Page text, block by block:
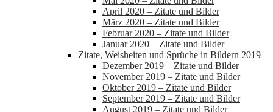
April 2020 – Zitate und Bilder
März 2020 – Zitate und Bilder
Februar 2020 – Zitate und Bilder
Januar 2020 – Zitate und Bilder
Zitate, Weisheiten und Sprüche in Bildern 2019
Dezember 2019 – Zitate und Bilder
November 2019 – Zitate und Bilder
Oktober 2019 – Zitate und Bilder
September 2019 – Zitate und Bilder
August 2019 – Zitate und Bilder